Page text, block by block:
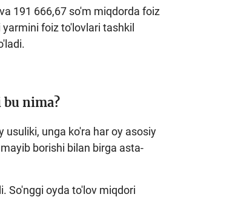
191 666,67 so'm miqdorda foiz
foiz to'lovlari tashkil
nima?
usuliki, unga ko'ra har oy asosiy
borishi bilan birga asta-
So'nggi oyda to'lov miqdori